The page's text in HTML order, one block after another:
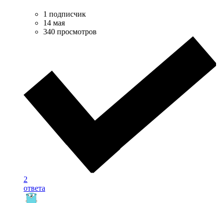
1 подписчик
14 мая
340 просмотров
2
ответа